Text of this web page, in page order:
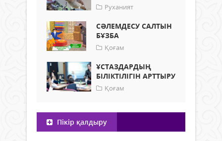
Руханият
СӘЛЕМДЕСУ САЛТЫН
БҰЗБА
Қоғам
ҰСТАЗДАРДЫҢ
БІЛІКТІЛІГІН АРТТЫРУ
Қоғам
Пікір қалдыру